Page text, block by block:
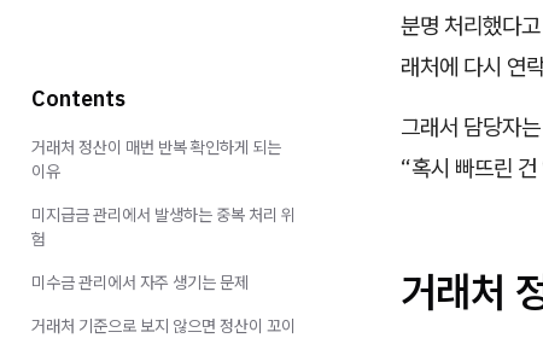
분명 처리했다
래처에 다시 연
그래서 담당자
“혹시 빠뜨린
거래처
Contents
거래처 정산이 매번 반복 확인하게 되는
이유
미지급금 관리에서 발생하는 중복 처리 위
험
미수금 관리에서 자주 생기는 문제
거래처 기준으로 보지 않으면 정산이 꼬이